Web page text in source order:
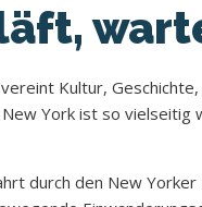
Kultur,
York ist so vielseitig
durch den New